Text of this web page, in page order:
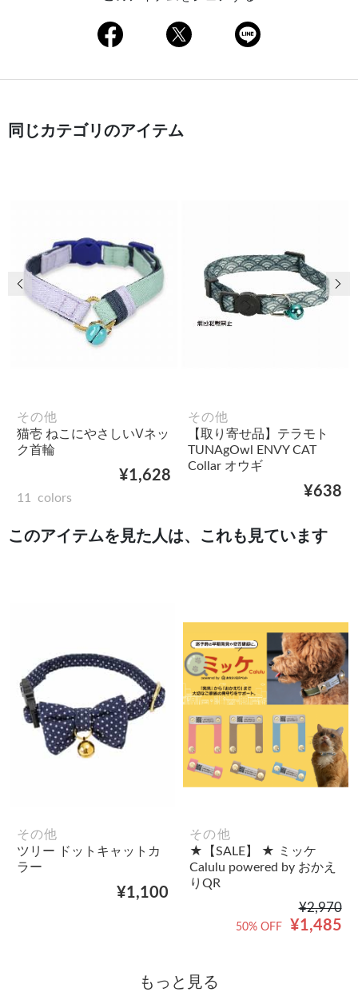
同じカテゴリのアイテム
その他
猫壱 ねこにやさしいⅤネッ
ク首輪
¥1,628
11 colors
その他
【取り寄せ品】テラモト
TUNAgOwl ENVY CAT
Collar オウギ
¥638
前の画像 次
このアイテムを見た人は、これも見ています
その他
ツリー ドットキャットカ
ラー
¥1,100
その他
★【SALE】 ★ ミッケ
Calulu powered by おかえ
りQR
¥2,970
¥1,485
50% OFF
もっと見る